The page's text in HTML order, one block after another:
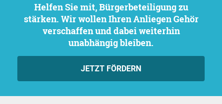
Helfen Sie mit, Bürgerbeteiligung zu
stärken. Wir wollen Ihren Anliegen Gehör
verschaffen und dabei weiterhin
unabhängig bleiben.
JETZT FÖRDERN